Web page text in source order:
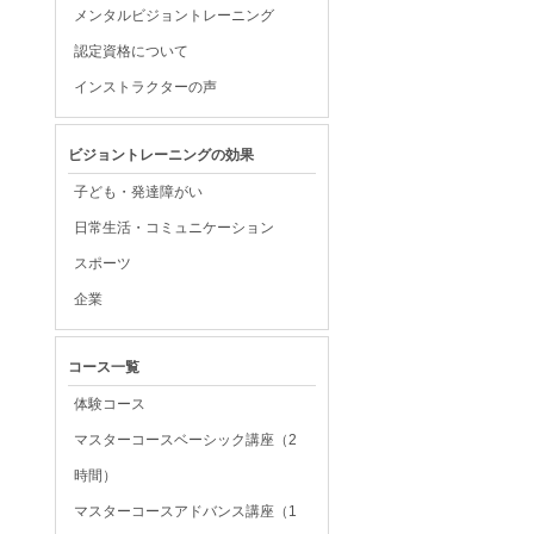
メンタルビジョントレーニング
認定資格について
インストラクターの声
ビジョントレーニングの効果
子ども・発達障がい
日常生活・コミュニケーション
スポーツ
企業
コース一覧
体験コース
マスターコースベーシック講座（2
時間）
マスターコースアドバンス講座（1